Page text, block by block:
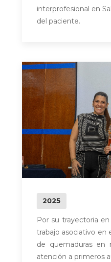
interprofesional en
del paciente.
2025
Por su trayectoria
trabajo asociativo en
de quemaduras en
atención a primeros